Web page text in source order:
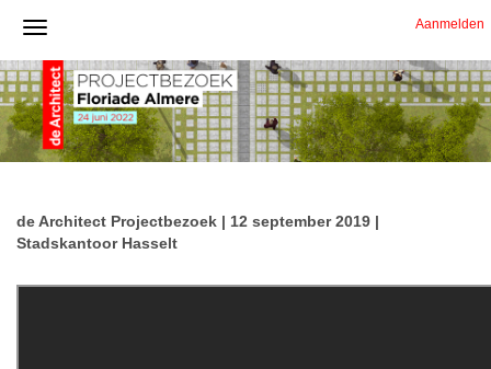
Aanmelden
de Architect Projectbezoek | 12 september 2019 |
Stadskantoor Hasselt